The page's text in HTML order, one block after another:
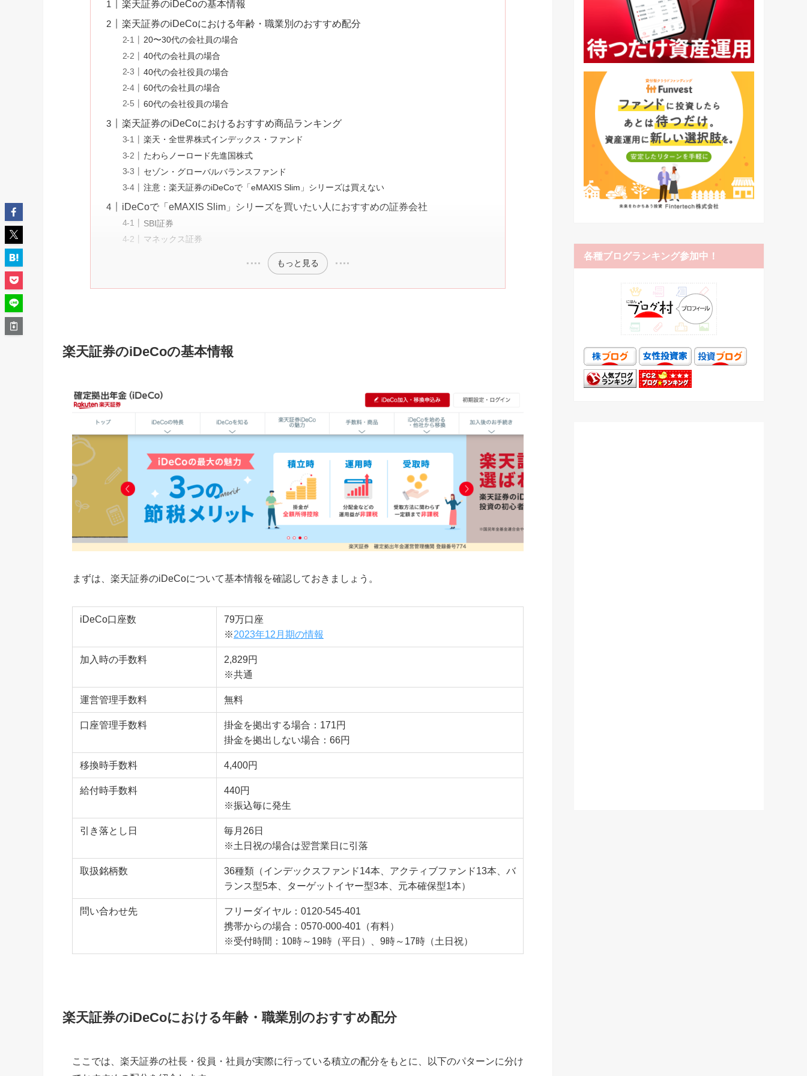
楽天証券のiDeCoの基本情報
楽天証券のiDeCoにおける年齢・職業別のおすすめ配分
20〜30代の会社員の場合
40代の会社員の場合
40代の会社役員の場合
60代の会社員の場合
60代の会社役員の場合
楽天証券のiDeCoにおけるおすすめ商品ランキング
楽天・全世界株式インデックス・ファンド
たわらノーロード先進国株式
セゾン・グローバルバランスファンド
注意：楽天証券のiDeCoで「eMAXIS Slim」シリーズは買えない
iDeCoで「eMAXIS Slim」シリーズを買いたい人におすすめの証券会社
SBI証券
マネックス証券
もっと見る
楽天証券のiDeCoの基本情報
まずは、楽天証券のiDeCoについて基本情報を確認しておきましょう。
iDeCo口座数
79万口座
※2023年12月期の情報
加入時の手数料
2,829円
※共通
運営管理手数料 無料
口座管理手数料
掛金を拠出する場合：171円
掛金を拠出しない場合：66円
移換時手数料 4,400円
給付時手数料
440円
※振込毎に発生
引き落とし日
毎月26日
※土日祝の場合は翌営業日に引落
取扱銘柄数
36種類（インデックスファンド14本、アクティブファンド13本、バ
ランス型5本、ターゲットイヤー型3本、元本確保型1本）
問い合わせ先
フリーダイヤル：0120-545-401
携帯からの場合：0570-000-401（有料）
※受付時間：10時～19時（平日）、9時～17時（土日祝）
楽天証券のiDeCoにおける年齢・職業別のおすすめ配分
ここでは、楽天証券の社長・役員・社員が実際に行っている積立の配分をもとに、以下のパターンに分け
各種ブログランキング参加中！